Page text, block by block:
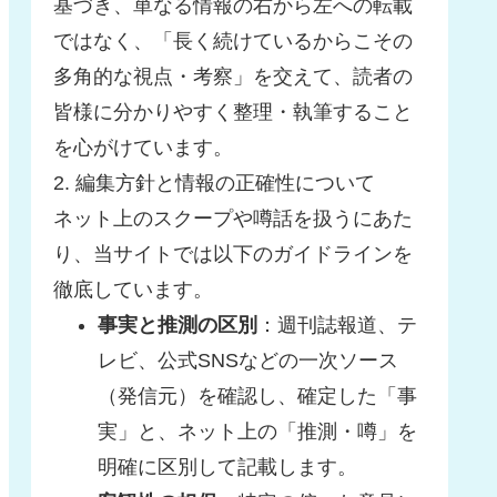
基づき、単なる情報の右から左への転載
ではなく、「長く続けているからこその
多角的な視点・考察」を交えて、読者の
皆様に分かりやすく整理・執筆すること
を心がけています。
2. 編集方針と情報の正確性について
ネット上のスクープや噂話を扱うにあた
り、当サイトでは以下のガイドラインを
徹底しています。
事実と推測の区別 ：週刊誌報道、テ
レビ、公式SNSなどの一次ソース
（発信元）を確認し、確定した「事
実」と、ネット上の「推測・噂」を
明確に区別して記載します。